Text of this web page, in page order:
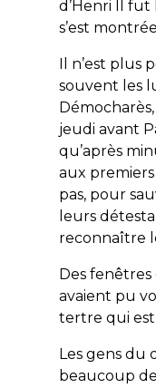
d’Henri II
s’est
Il n’est plus
souvent les
jeudi avant
qu’après
aux
pas, pour
leurs
reconnaître
Des
avaient pu
tertre qui est
Les gens du
beaucoup